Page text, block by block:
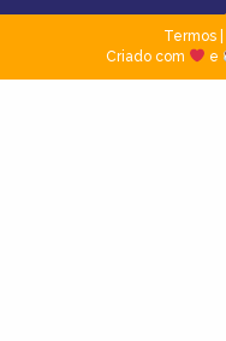
Termos|
Criado com
e